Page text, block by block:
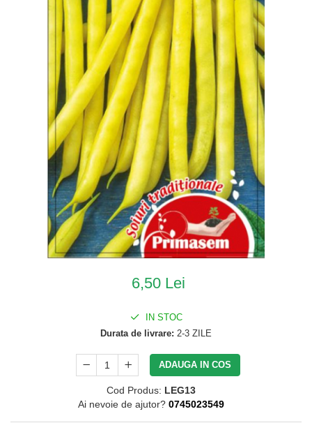
6,50 Lei
IN STOC
Durata de livrare: 2-3 ZILE
ADAUGA IN COS
Cod Produs: LEG13
Ai nevoie de ajutor? 0745023549